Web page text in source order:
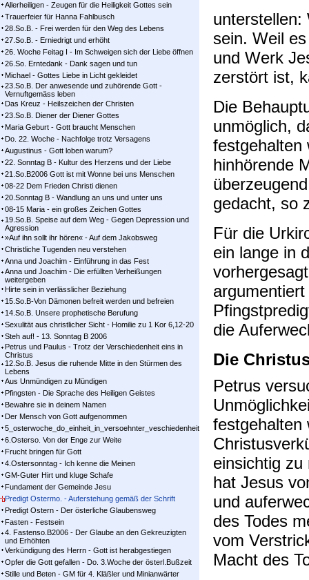
Allerheiligen - Zeugen für die Heiligkeit Gottes sein
Trauerfeier für Hanna Fahlbusch
28.So.B. - Frei werden für den Weg des Lebens
27.So.B. - Erniedrigt und erhöht
26. Woche Feitag I - Im Schweigen sich der Liebe öffnen
26.So. Erntedank - Dank sagen und tun
Michael - Gottes Liebe in Licht gekleidet
23.So.B. Der anwesende und zuhörende Gott -
Vernuftgemäss leben
Das Kreuz - Heilszeichen der Christen
23.So.B. Diener der Diener Gottes
Maria Geburt - Gott braucht Menschen
Do. 22. Woche - Nachfolge trotz Versagens
Augustinus - Gott loben warum?
22. Sonntag B - Kultur des Herzens und der Liebe
21.So.B2006 Gott ist mit Wonne bei uns Menschen
08-22 Dem Frieden Christi dienen
20.Sonntag B - Wandlung an uns und unter uns
08-15 Maria - ein großes Zeichen Gottes
19.So.B. Speise auf dem Weg - Gegen Depression und
Agression
»Auf ihn sollt ihr hören« - Auf dem Jakobsweg
Christliche Tugenden neu verstehen
Anna und Joachim - Einführung in das Fest
Anna und Joachim - Die erfüllten Verheißungen
weitergeben
Hirte sein in verlässlicher Beziehung
15.So.B-Von Dämonen befreit werden und befreien
14.So.B. Unsere prophetische Berufung
Sexulität aus christlicher Sicht - Homilie zu 1 Kor 6,12-20
Steh auf! - 13. Sonntag B 2006
Petrus und Paulus - Trotz der Verschiedenheit eins in
Christus
12.So.B. Jesus die ruhende Mitte in den Stürmen des
Lebens
Aus Unmündigen zu Mündigen
Pfingsten - Die Sprache des Heiligen Geistes
Bewahre sie in deinem Namen
Der Mensch von Gott aufgenommen
5_osterwoche_do_einheit_in_versoehnter_veschiedenheit
6.Osterso. Von der Enge zur Weite
Frucht bringen für Gott
4.Ostersonntag - Ich kenne die Meinen
GM-Guter Hirt und kluge Schafe
Fundament der Gemeinde Jesu
Predigt Ostermo. - Auferstehung gemäß der Schrift
Predigt Ostern - Der österliche Glaubensweg
Fasten - Festsein
4. Fastenso.B2006 - Der Glaube an den Gekreuzigten
und Erhöhten
Verkündigung des Herrn - Gott ist herabgestiegen
Opfer die Gott gefallen - Do. 3.Woche der österl.Bußzeit
Stille und Beten - GM für 4. Kläßler und Minianwärter
unterstellen:
sein. Weil
und Werk
zerstört ist,
Die
unmöglich,
festgehalten
hinhörende
gedacht, so
Für die
ein lange in
die
Die
Petrus
festgehalten
einsichtig
hat Jesus
und
des Todes
vom
Macht des